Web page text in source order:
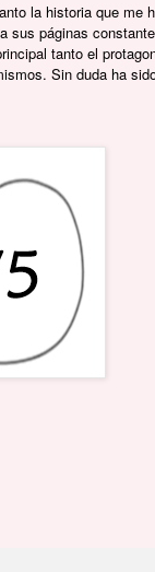
la historia que me
sus páginas
tanto el
Sin duda ha